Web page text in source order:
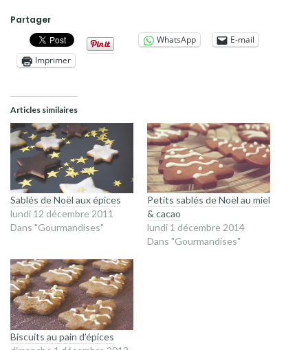
Partager
WhatsApp
E-mail
Imprimer
Articles similaires
Sablés de Noël aux épices
lundi 12 décembre 2011
Dans "Gourmandises"
Petits sablés de Noël au miel
& cacao
lundi 1 décembre 2014
Dans "Gourmandises"
Biscuits au pain d’épices